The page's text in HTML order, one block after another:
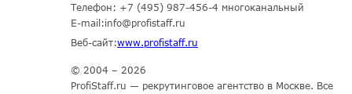
Телефон: +7 (495) 987-456-4 многоканальный
E-mail:info@profistaff.ru
Веб-сайт:www.profistaff.ru
© 2004 – 2026
ProfiStaff.ru — рекрутинговое агентство в Москве. Все